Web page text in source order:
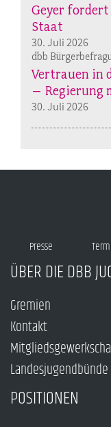
Geyer
Staat
30. Juli 2026
dbb
Vertrauen in
– Regierung
30. Juli 2026
Presse
ÜBER DIE DBB
Gremien
Kontakt
Landesjugendbünde
POSITIONEN